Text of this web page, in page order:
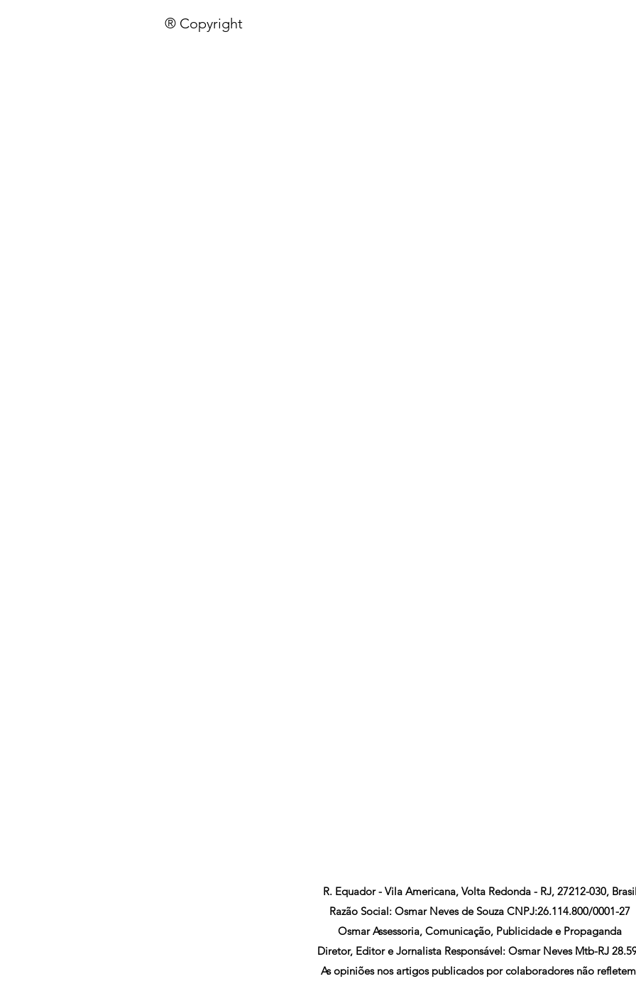
® Copyright
R. Equador - Vila Americana, Volta Redonda - RJ, 27212-030, Brasil
Razão Social: Osmar Neves de Souza CNPJ:26.114.800/0001-27
Osmar Assessoria, Comunicação, Publicidade e Propaganda
Diretor, Editor e Jornalista Responsável: Osmar Neves Mtb-RJ
As opiniões nos artigos publicados por colaboradores não